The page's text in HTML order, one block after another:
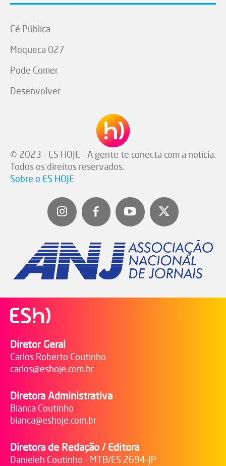
Fé Pública
Moqueca 027
Pode Comer
Desenvolver
© 2023 - ES HOJE - A gente te conecta com a notícia.
Todos os direitos reservados.
Sobre o ES HOJE
Diretor Geral
Carlos Roberto Coutinho
carlos@eshoje.com.br
Diretora Administrativa
Bianca Coutinho
bianca@eshoje.com.br
Diretora de Redação / Editora
Danieleh Coutinho - MTB/ES 2694-JP